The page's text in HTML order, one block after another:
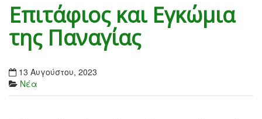
Επιτάφιος και Εγκώμια
της Παναγίας
13 Αυγούστου, 2023
Νέα